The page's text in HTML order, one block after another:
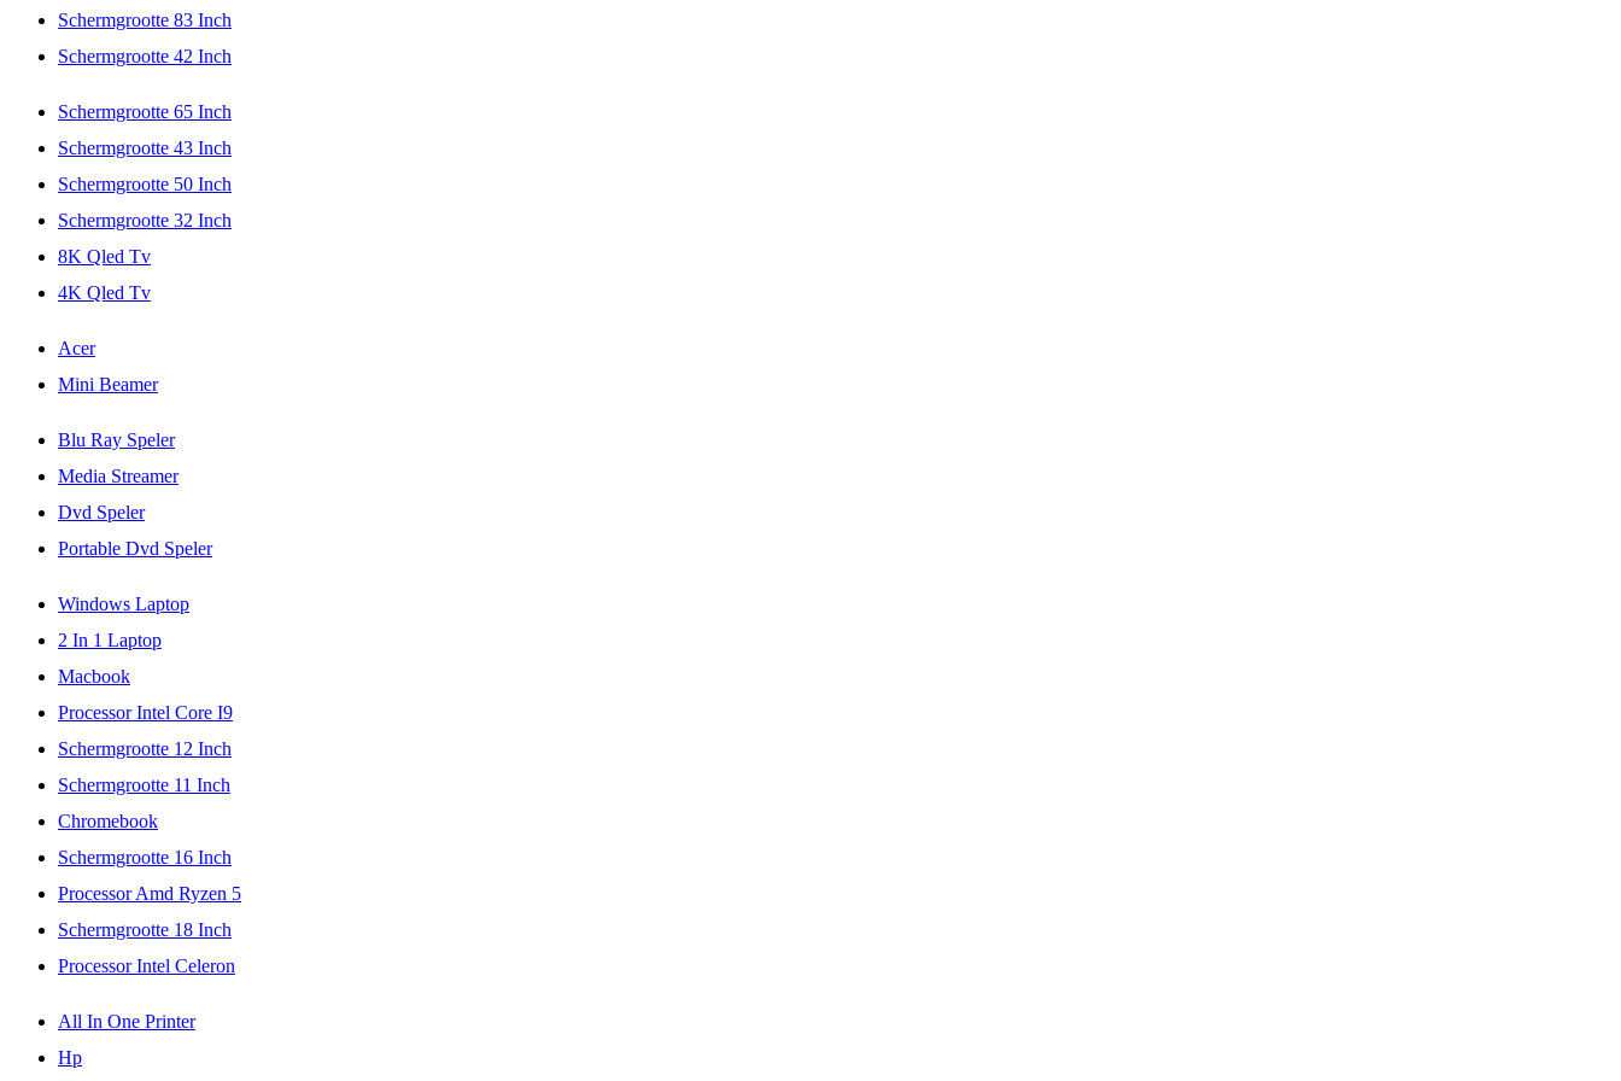
Schermgrootte 83 Inch
Schermgrootte 42 Inch
Schermgrootte 65 Inch
Schermgrootte 43 Inch
Schermgrootte 50 Inch
Schermgrootte 32 Inch
8K Qled Tv
4K Qled Tv
Acer
Mini Beamer
Blu Ray Speler
Media Streamer
Dvd Speler
Portable Dvd Speler
Windows Laptop
2 In 1 Laptop
Macbook
Processor Intel Core I9
Schermgrootte 12 Inch
Schermgrootte 11 Inch
Chromebook
Schermgrootte 16 Inch
Processor Amd Ryzen 5
Schermgrootte 18 Inch
Processor Intel Celeron
All In One Printer
Hp